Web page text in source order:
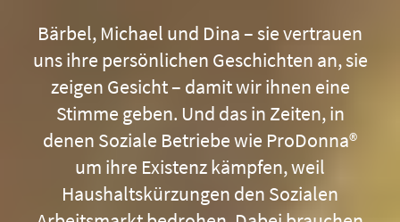
Bärbel, Michael und Dina – sie vertrauen
uns ihre persönlichen Geschichten an, sie
zeigen Gesicht – damit wir ihnen eine
Stimme geben. Und das in Zeiten, in
denen Soziale Betriebe wie ProDonna®
um ihre Existenz kämpfen, weil
Haushaltskürzungen den Sozialen